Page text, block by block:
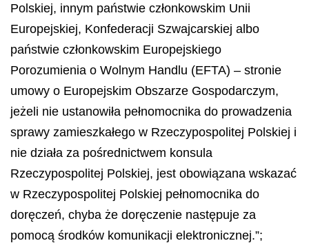
Polskiej, innym państwie członkowskim Unii
Europejskiej, Konfederacji Szwajcarskiej albo
państwie członkowskim Europejskiego
Porozumienia o Wolnym Handlu (EFTA) – stronie
umowy o Europejskim Obszarze Gospodarczym,
jeżeli nie ustanowiła pełnomocnika do prowadzenia
sprawy zamieszkałego w Rzeczypospolitej Polskiej i
nie działa za pośrednictwem konsula
Rzeczypospolitej Polskiej, jest obowiązana wskazać
w Rzeczypospolitej Polskiej pełnomocnika do
doręczeń, chyba że doręczenie następuje za
pomocą środków komunikacji elektronicznej.”;